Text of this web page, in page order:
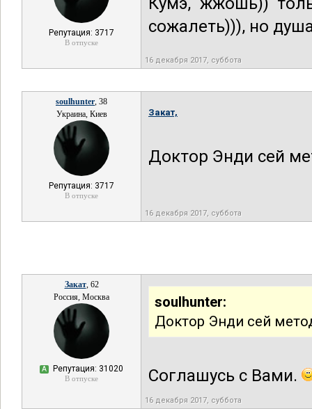
Репутация: 3717
В отпуске
сожалеть))), но
16 декабря 2017, суббота
soulhunter, 38
Украина, Киев
Репутация: 3717
В отпуске
Закат,
Доктор Энди сей
16 декабря 2017, суббота
Закат, 62
Россия, Москва
А Репутация: 31020
В отпуске
soulhunter:
Доктор Энди сей
Соглашусь с Вами.
16 декабря 2017, суббота